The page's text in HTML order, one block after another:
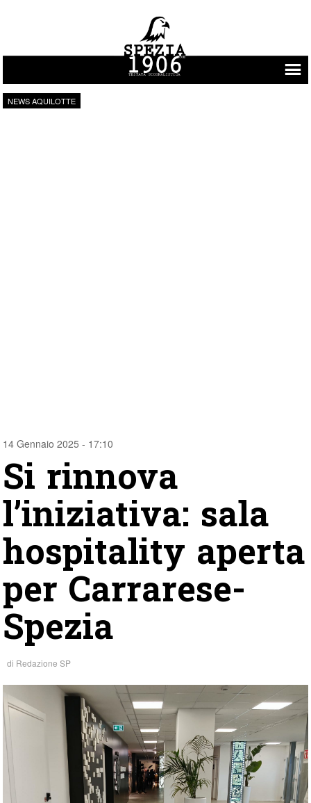
Vai al contenuto
NEWS AQUILOTTE
14 Gennaio 2025 - 17:10
Si rinnova
l’iniziativa: sala
hospitality aperta
per Carrarese-
Spezia
di Redazione SP